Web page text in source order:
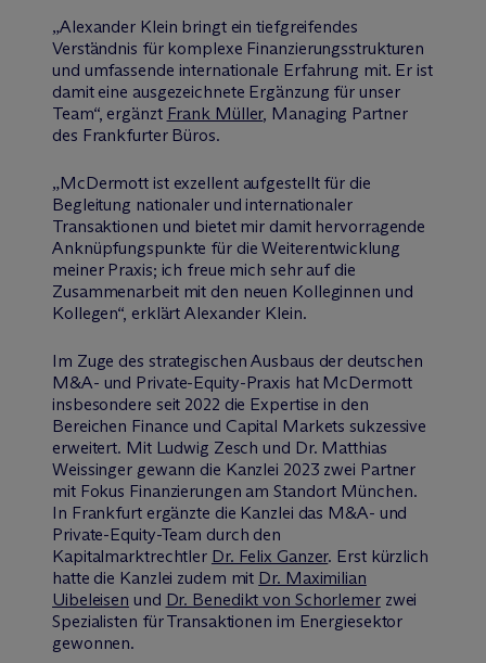
„Alexander Klein bringt ein tiefgreifendes
Verständnis für komplexe Finanzierungsstrukturen
und umfassende internationale Erfahrung mit. Er ist
damit eine ausgezeichnete Ergänzung für unser
Team“, ergänzt Frank Müller, Managing Partner
des Frankfurter Büros.
„McDermott ist exzellent aufgestellt für die
Begleitung nationaler und internationaler
Transaktionen und bietet mir damit hervorragende
Anknüpfungspunkte für die Weiterentwicklung
meiner Praxis; ich freue mich sehr auf die
Zusammenarbeit mit den neuen Kolleginnen und
Kollegen“, erklärt Alexander Klein.
Im Zuge des strategischen Ausbaus der deutschen
M&A- und Private-Equity-Praxis hat McDermott
insbesondere seit 2022 die Expertise in den
Bereichen Finance und Capital Markets sukzessive
erweitert. Mit Ludwig Zesch und Dr. Matthias
Weissinger gewann die Kanzlei 2023 zwei Partner
mit Fokus Finanzierungen am Standort München.
In Frankfurt ergänzte die Kanzlei das M&A- und
Private-Equity-Team durch den
Kapitalmarktrechtler Dr. Felix Ganzer. Erst kürzlich
hatte die Kanzlei zudem mit Dr. Maximilian
Uibeleisen und Dr. Benedikt von Schorlemerzwei
Spezialisten für Transaktionen im Energiesektor
gewonnen.